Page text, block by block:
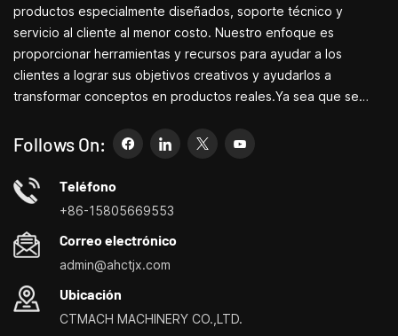
máquina de entallar tubos
la cinta abrasiva se tensa
superficies inclinadas o
superficies de
formación.Adecuado para
pequeñas empresas,
industrias de
mantenimiento, industrias
enseñanza.
manifestaciones,
productos especialmente diseñados, soporte técnico y
servicio al cliente al menor costo. Nuestro enfoque es
proporcionar herramientas y recursos para ayudar a los
clientes a lograr sus objetivos creativos y ayudarlos a
transformar conceptos en productos reales.Ya sea que se
simplemente sea un emprendedor creativo, las pequeñas
máquinas herramienta de Bite pueden permitirle satisfacer sus
necesidades de manera más fácil, rápida y
económica.Especializados en pequeños centros de
domésticos, taladradoras y fresadoras domésticas, pequeños
tornos, taladradores y fresadores multifuncionales.
Follows On:
Teléfono
+86-15805669553
Correo electrónico
admin@ahctjx.com
Ubicación
CTMACH MACHINERY CO.,LTD.